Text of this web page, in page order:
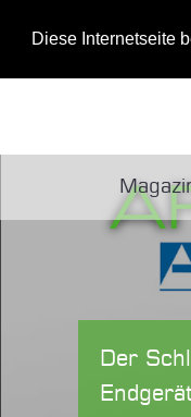
Diese Internetseite
Der